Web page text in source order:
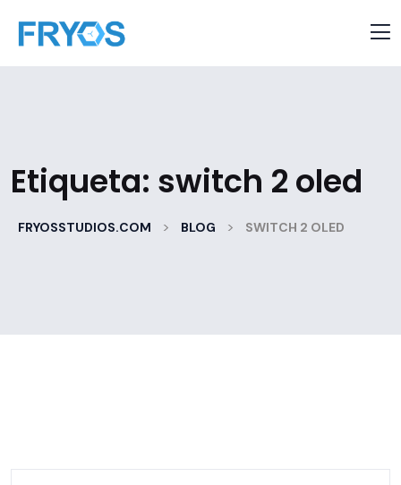
Etiqueta: switch 2 oled
FRYOSSTUDIOS.COM > BLOG > SWITCH 2 OLED